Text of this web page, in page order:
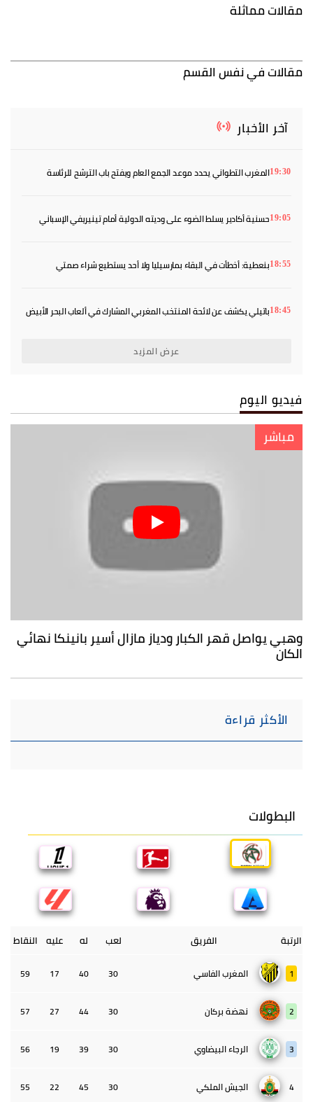
مقالات مماثلة
مقالات في نفس القسم
آخر الأخبار
19:30المغرب التطواني يحدد موعد الجمع العام ويفتح باب الترشح للرئاسة
19:05حسنية أكادير يسلط الضوء على وديته الدولية أمام تينيريفي الإسباني
18:55بنعطية: أخطأت في البقاء بمارسيليا ولا أحد يستطيع شراء صمتي
18:45باتيلي يكشف عن لائحة المنتخب المغربي المشارك في ألعاب البحر الأبيض
عرض المزيد
فيديو اليوم
مباشر
وهبي يواصل قهر الكبار ودياز مازال أسير بانينكا نهائي
الكان
الأكثر قراءة
البطولات
الرتبة الفريق لعب له عليه النقاط
1 المغرب الفاسي 30
40
17
59
2 نهضة بركان 30
44
27
57
3 الرجاء البيضاوي 30
39
19
56
4 الجيش الملكي 30
45
22
55